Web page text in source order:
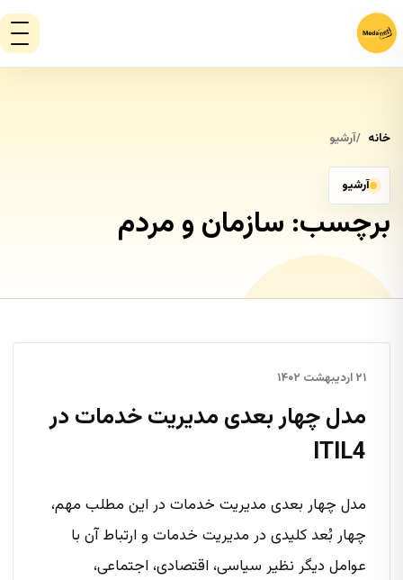
خانه آرشیو
آرشیو
برچسب: سازمان و مردم
۲۱ اردیبهشت ۱۴۰۲
مدل چهار بعدی مدیریت خدمات در
ITIL4
مدل چهار بعدی مدیریت خدمات در این مطلب مهم،
چهار بُعد کلیدی در مدیریت خدمات و ارتباط آن با
عوامل دیگر نظیر سیاسی، اقتصادی، اجتماعی،